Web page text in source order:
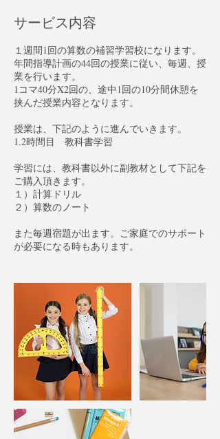
サービス内容
１週間1回の算数の補習学習校になります。
年間指導計画の44回の授業に従い、毎週、授
業を行います。
1コマ40分X2回の、途中1回の10分間休憩を
挟んだ授業内容となります。
授業は、下記のように進んでいきます。
1.2時間目 教科書学習
学習には、教科書以外に副教材として下記を
ご購入頂きます。
１）計算ドリル
２）算数のノート
また毎週宿題が出ます。ご家庭でのサポート
が必要になる時もあります。